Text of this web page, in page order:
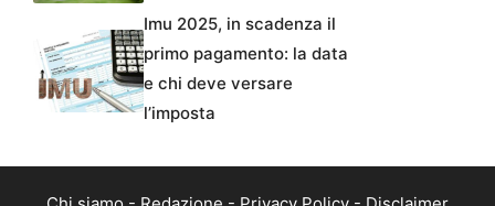
Imu 2025, in scadenza il
primo pagamento: la data
e chi deve versare
l’imposta